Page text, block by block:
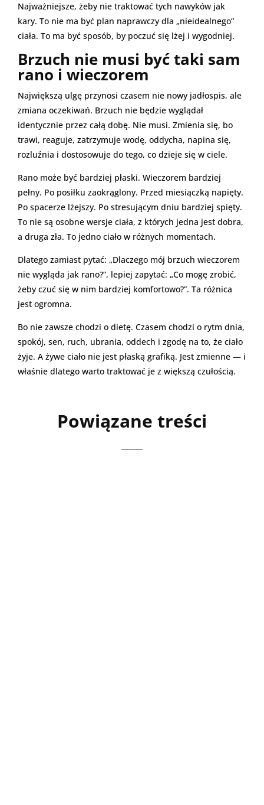
Najważniejsze, żeby nie traktować tych nawyków jak
kary. To nie ma być plan naprawczy dla „nieidealnego”
ciała. To ma być sposób, by poczuć się lżej i wygodniej.
Brzuch nie musi być taki sam
rano i wieczorem
Największą ulgę przynosi czasem nie nowy jadłospis, ale
zmiana oczekiwań. Brzuch nie będzie wyglądał
identycznie przez całą dobę. Nie musi. Zmienia się, bo
trawi, reaguje, zatrzymuje wodę, oddycha, napina się,
rozluźnia i dostosowuje do tego, co dzieje się w ciele.
Rano może być bardziej płaski. Wieczorem bardziej
pełny. Po posiłku zaokrąglony. Przed miesiączką napięty.
Po spacerze lżejszy. Po stresującym dniu bardziej spięty.
To nie są osobne wersje ciała, z których jedna jest dobra,
a druga zła. To jedno ciało w różnych momentach.
Dlatego zamiast pytać: „Dlaczego mój brzuch wieczorem
nie wygląda jak rano?”, lepiej zapytać: „Co mogę zrobić,
żeby czuć się w nim bardziej komfortowo?”. Ta różnica
jest ogromna.
Bo nie zawsze chodzi o dietę. Czasem chodzi o rytm dnia,
spokój, sen, ruch, ubrania, oddech i zgodę na to, że ciało
żyje. A żywe ciało nie jest płaską grafiką. Jest zmienne — i
właśnie dlatego warto traktować je z większą czułością.
Powiązane treści